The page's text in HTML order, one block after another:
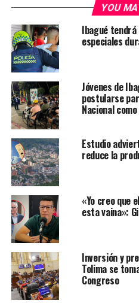
YOU
Ibagué
especiales
Jóvenes de
postularse
Nacional
Estudio
reduce la
«Yo creo que
esta vaina»:
Inversión y
Tolima se
Congreso